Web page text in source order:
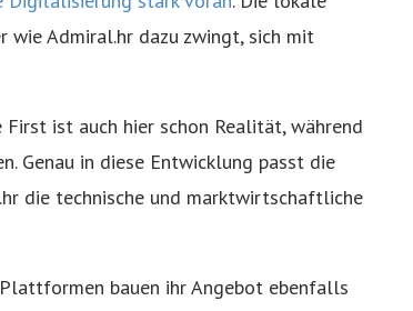
wie Admiral.hr dazu zwingt, sich mit
ist auch hier schon Realität, während
Genau in diese Entwicklung passt die
die technische und marktwirtschaftliche
bauen ihr Angebot ebenfalls